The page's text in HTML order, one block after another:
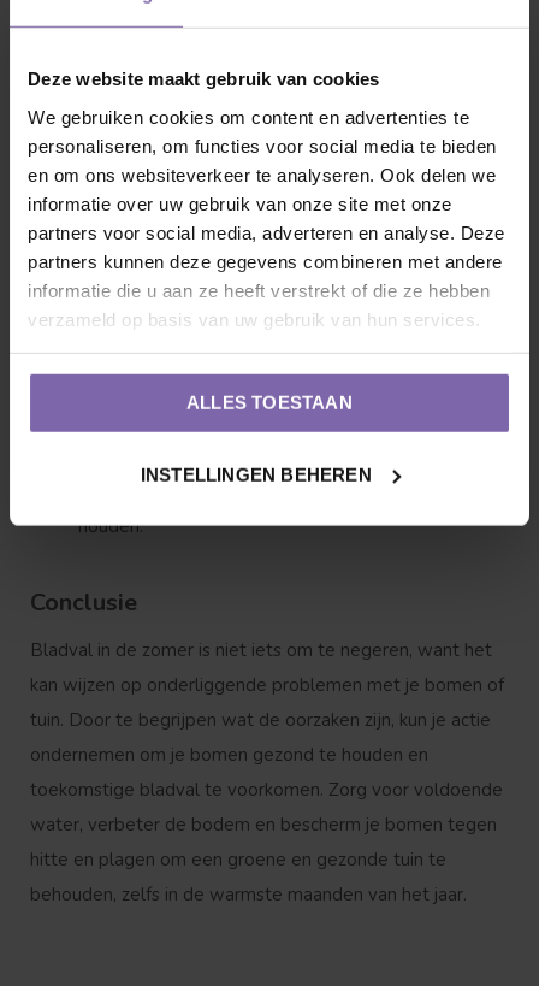
Deze website maakt gebruik van cookies
We gebruiken cookies om content en advertenties te
personaliseren, om functies voor social media te bieden
en om ons websiteverkeer te analyseren. Ook delen we
informatie over uw gebruik van onze site met onze
partners voor social media, adverteren en analyse. Deze
partners kunnen deze gegevens combineren met andere
informatie die u aan ze heeft verstrekt of die ze hebben
verzameld op basis van uw gebruik van hun services.
ALLES TOESTAAN
INSTELLINGEN BEHEREN
Bodemverbetering:
grond te verbeteren. Dit helpt de wortels om beter
water en voedingsstoffen op te nemen.
Bescherming tegen hittestress:Bij extreme hitte
kun je bomen beschermen door ze te besproeien
met water of door een tijdelijke schaduwdoek op te
hangen. Dit helpt de temperatuur rond de boom te
verlagen.
bestrijdingsmiddelen om je bomen gezond te
houden.
Conclusie
Bladval in de zomer is niet iets om te negeren, want het
kan wijzen op onderliggende problemen met je bomen of
tuin. Door te begrijpen wat de oorzaken zijn, kun je actie
ondernemen om je bomen gezond te houden en
toekomstige bladval te voorkomen. Zorg voor voldoende
water, verbeter de bodem en bescherm je bomen tegen
hitte en plagen om een groene en gezonde tuin te
behouden, zelfs in de warmste maanden van het jaar.